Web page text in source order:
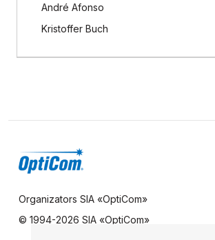
André Afonso
Kristoffer Buch
Organizators SIA «OptiCom»
© 1994-2026 SIA «OptiCom»